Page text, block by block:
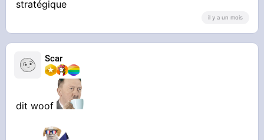
préserver un minimum d’honneur
stratégique
il y a un mois
Scar
dit woof